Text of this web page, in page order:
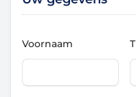
Voornaam